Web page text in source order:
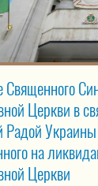
Священного
Церкви в
Радой Украины
на
Церкви